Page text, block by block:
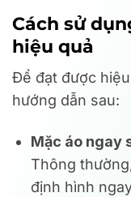
Cách sử
hiệu quả
Để đạt được
hướng dẫn sau:
Mặc áo ngay
Thông
định hình